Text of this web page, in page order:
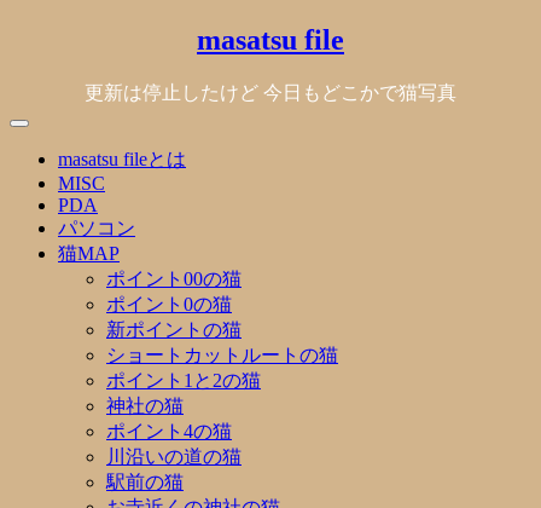
masatsu file
更新は停止したけど 今日もどこかで猫写真
masatsu fileとは
MISC
PDA
パソコン
猫MAP
ポイント00の猫
ポイント0の猫
新ポイントの猫
ショートカットルートの猫
ポイント1と2の猫
神社の猫
ポイント4の猫
川沿いの道の猫
駅前の猫